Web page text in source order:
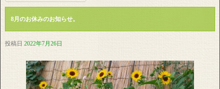
8月のお休みのお知らせ。
投稿日 2022年7月26日